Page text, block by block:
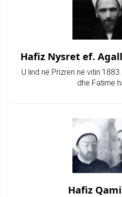
Hafiz Nysret ef.
U lind në Prizren në vitin
dhe Fatime
Hafiz